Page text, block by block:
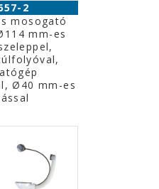
2
mosogató
mm-es
Ø40 mm-es